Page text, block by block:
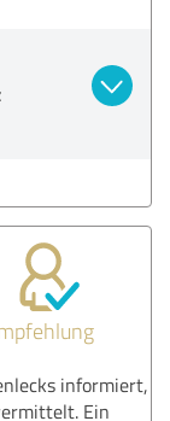
informiert,
Ein